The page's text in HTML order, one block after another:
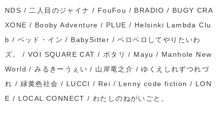
NDS / 二人目のジャイナ / FouFou / BRADIO / BUGY CRA
XONE / Booby Adventure / PLUE / Helsinki Lambda Clu
b / ベッド・イン / BabySitter / ペロペロしてやりたいわ
ズ。 / VOI SQUARE CAT / ポタリ / Mayu / Manhole New
World / みるきーうぇい / 山岸竜之介 / ゆくえしれずつれづ
れ / 緑黄色社会 / LUCCI / Rei / Lenny code fiction / LON
E / LOCAL CONNECT / わたしのねがいごと。